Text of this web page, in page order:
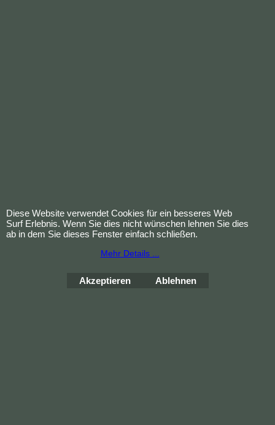
Nagelpflege-Set klein 6-teilig im Etui
Diese Website verwendet Cookies für ein besseres Web
Surf Erlebnis. Wenn Sie dies nicht wünschen lehnen Sie dies
ab in dem Sie dieses Fenster einfach schließen.
Mehr Details ...
Akzeptieren Ablehnen